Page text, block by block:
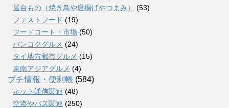
屋台もの（焼き鳥や唐揚げやつまみ）
(53)
ファストフード (19)
フードコート・市場 (50)
バンコクグルメ (24)
タイ地方都市グルメ (15)
東南アジアグルメ (4)
プチ情報・便利帳 (584)
ネット通信関連 (48)
空港やバス関連 (250)